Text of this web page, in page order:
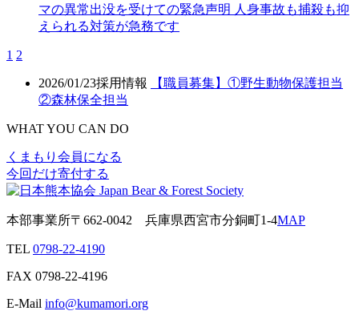
マの異常出没を受けての緊急声明 人身事故も捕殺も抑
えられる対策が急務です
1 2
2026/01/23採用情報
【職員募集】①野生動物保護担当
②森林保全担当
WHAT YOU CAN DO
くまもり会員になる
今回だけ寄付する
本部事業所〒662-0042 兵庫県西宮市分銅町1-4MAP
TEL 0798-22-4190
FAX 0798-22-4196
E-Mail info@kumamori.org